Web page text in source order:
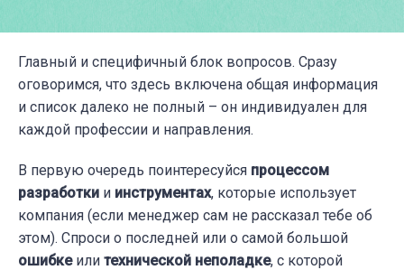
Главный и специфичный блок вопросов. Сразу
оговоримся, что здесь включена общая информация
и список далеко не полный – он индивидуален для
каждой профессии и направления.
В первую очередь поинтересуйся процессом
разработки и инструментах, которые использует
компания (если менеджер сам не рассказал тебе об
этом). Спроси о последней или о самой большой
ошибке или технической неполадке, с которой